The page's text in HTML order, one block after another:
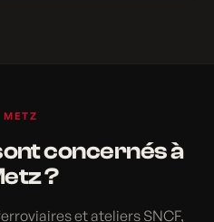
METZ
concernés à
?
et ateliers SNCF,